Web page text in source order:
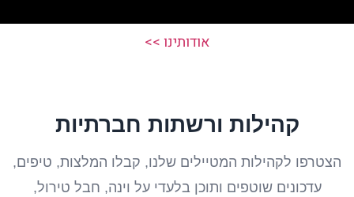
אודותינו >>
קהילות ורשתות חברתיות
הצטרפו לקהילות המטיילים שלנו, קבלו המלצות, טיפים,
עדכונים שוטפים ותוכן בלעדי על וינה, חבל טירול,